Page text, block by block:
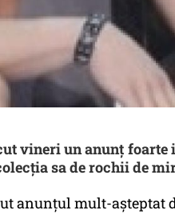
vineri un anunț
sa de rochii de
anunțul mult-așteptat